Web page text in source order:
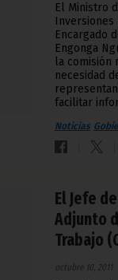
El Ministro
Inversiones
Encargado
Engonga
la
necesidad
facilitar
Noticias
El Jefe
Adjunto
Trabajo
octubre 10, 2011